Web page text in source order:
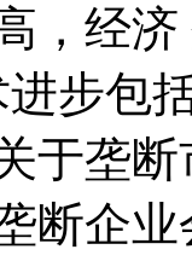
，经
步包
于垄
断企